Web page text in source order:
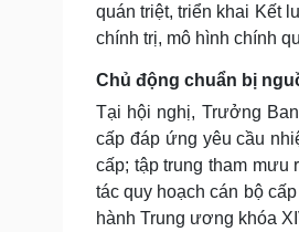
quán triệt, triển khai Kết
chính trị, mô hình chính
Chủ động chuẩn bị
Tại hội nghị, Trưởng
cấp đáp ứng yêu cầu
cấp; tập trung tham mưu
tác quy hoạch cán bộ
hành Trung ương khóa